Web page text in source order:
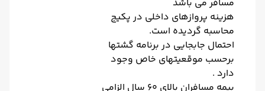
مسافر می باشد
هزینه پروازهای داخلی در پکیج
محاسبه گردیده است.
احتمال جابجایی در برنامه گشتها
برحسب موقعیتهای خاص وجود
دارد .
بیمه مسافران بالای 60 سال الزامی